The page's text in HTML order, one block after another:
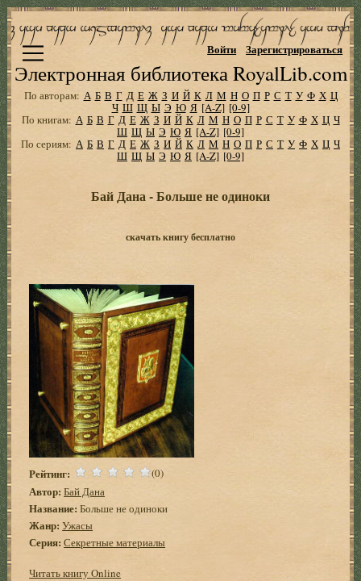
Электронная библиотека RoyalLib.com
Войти Зарегистрироваться
По авторам: А Б В Г Д Е Ж З И Й К Л М Н О П Р С Т У Ф Х Ц
Ч Ш Щ Ы Э Ю Я [A-Z] [0-9]
По книгам: А Б В Г Д Е Ж З И Й К Л М Н О П Р С Т У Ф Х Ц Ч
Ш Щ Ы Э Ю Я [A-Z] [0-9]
По сериям: А Б В Г Д Е Ж З И Й К Л М Н О П Р С Т У Ф Х Ц Ч
Ш Щ Ы Э Ю Я [A-Z] [0-9]
Бай Дана - Больше не одиноки
скачать книгу бесплатно
Рейтинг: (0)
Автор: Бай Дана
Название: Больше не одиноки
Жанр: Ужасы
Серия: Секретные материалы
Читать книгу Online